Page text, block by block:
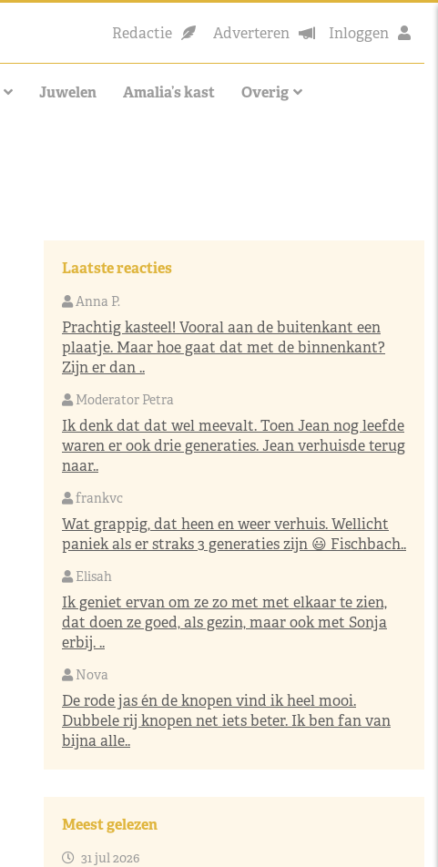
Redactie Adverteren Inloggen
Juwelen Amalia’s kast Overig
Laatste reacties
Anna P.
Prachtig kasteel! Vooral aan de buitenkant een
plaatje. Maar hoe gaat dat met de binnenkant?
Zijn er dan ..
Moderator Petra
Ik denk dat dat wel meevalt. Toen Jean nog leefde
waren er ook drie generaties. Jean verhuisde terug
naar..
frankvc
Wat grappig, dat heen en weer verhuis. Wellicht
paniek als er straks 3 generaties zijn 😃 Fischbach..
Elisah
Ik geniet ervan om ze zo met met elkaar te zien,
dat doen ze goed, als gezin, maar ook met Sonja
erbij. ..
Nova
De rode jas én de knopen vind ik heel mooi.
Dubbele rij knopen net iets beter. Ik ben fan van
bijna alle..
Meest gelezen
31 jul 2026